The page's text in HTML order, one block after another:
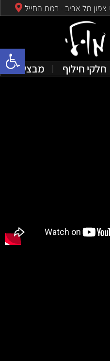
פתח
צפון תל אביב - רמת החייל
חלקי חילוף מבצעים